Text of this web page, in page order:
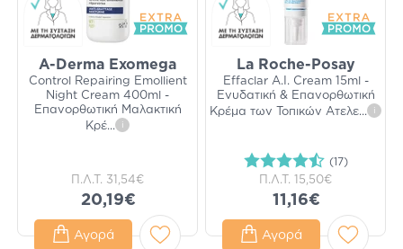
A-Derma Exomega
Control Repairing Emollient
Night Cream 400ml -
Επανορθωτική Μαλακτική
Κρέ... i
Π.Λ.Τ. 31,54€
20,19€
Αγορά
La Roche-Posay
Effaclar A.I. Cream 15ml -
Ενυδατική & Επανορθωτική
Κρέμα των Τοπικών Ατελε... i
(17)
Π.Λ.Τ. 15,50€
11,16€
Αγορά